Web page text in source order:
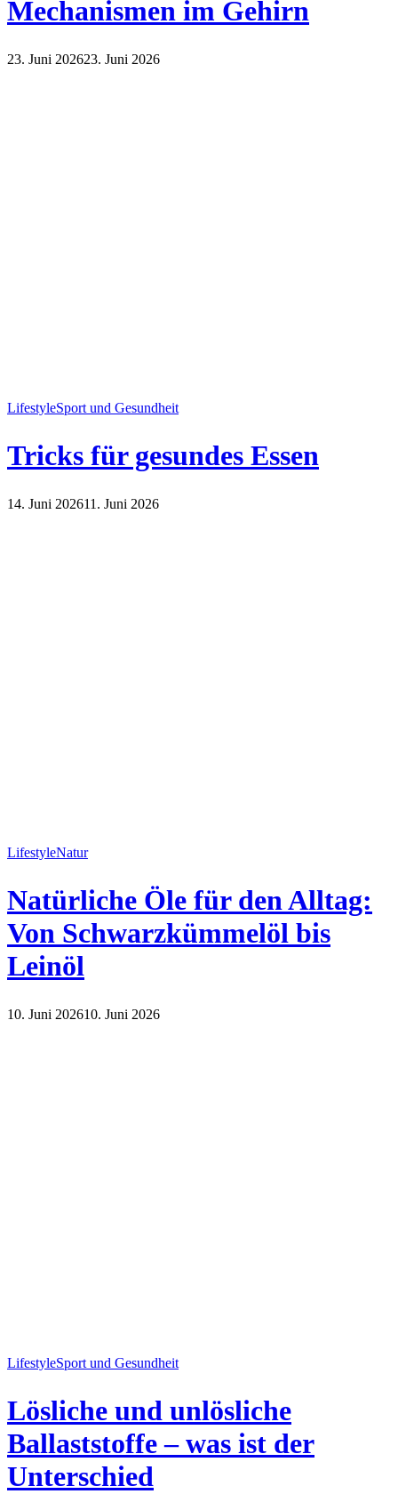
Mechanismen im Gehirn
23. Juni 202623. Juni 2026
LifestyleSport und Gesundheit
Tricks für gesundes Essen
14. Juni 202611. Juni 2026
LifestyleNatur
Natürliche Öle für den Alltag:
Von Schwarzkümmelöl bis
Leinöl
10. Juni 202610. Juni 2026
LifestyleSport und Gesundheit
Lösliche und unlösliche
Ballaststoffe – was ist der
Unterschied